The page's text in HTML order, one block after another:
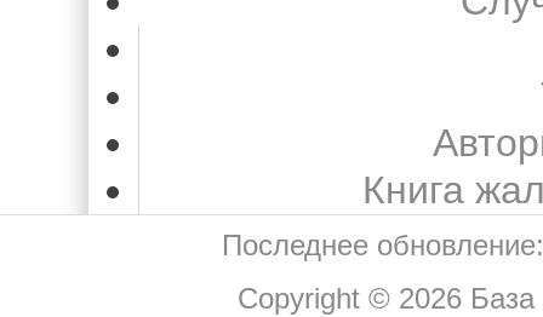
Книга
Последнее
Copyright © 2026 База